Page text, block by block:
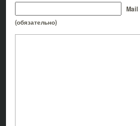
Mail
(обязательно)